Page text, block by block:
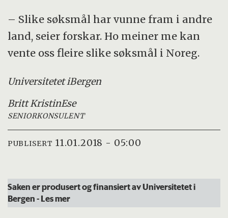
– Slike søksmål har vunne fram i andre
land, seier forskar. Ho meiner me kan
vente oss fleire slike søksmål i Noreg.
Universitetet iBergen
Britt KristinEse
SENIORKONSULENT
PUBLISERT 11.01.2018 - 05:00
Saken er produsert og finansiert av Universitetet i
Bergen- Les mer